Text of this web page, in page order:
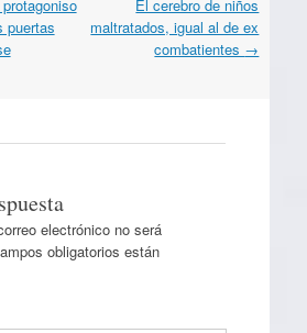
puertas
El cerebro de niños
maltratados, igual al de ex
combatientes →
electrónico no será
obligatorios están